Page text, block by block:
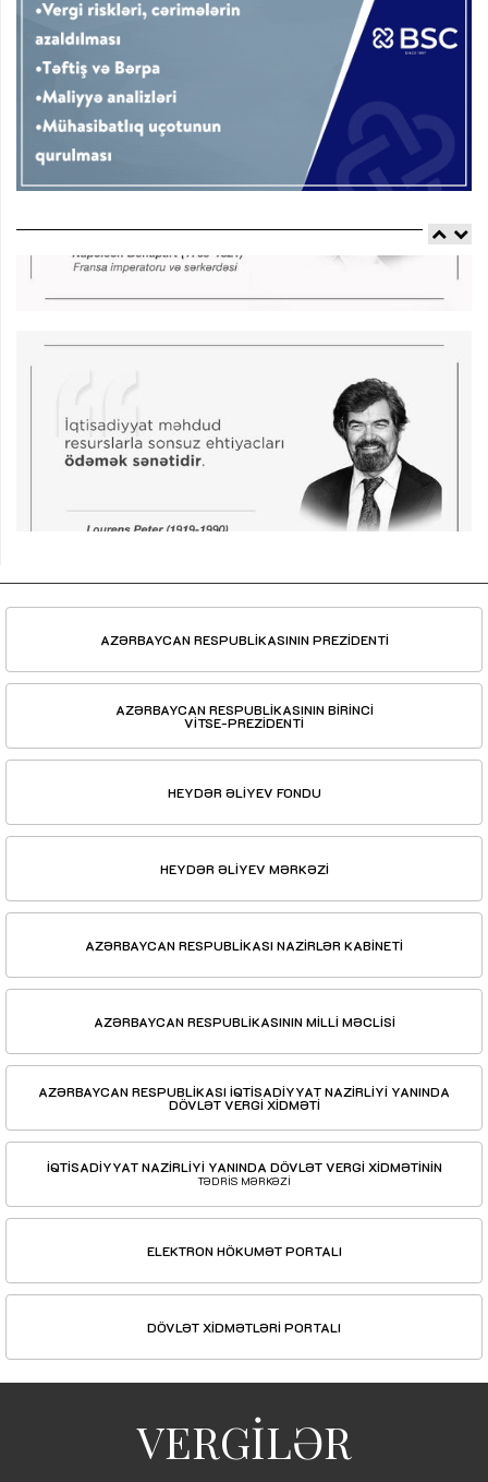
AZƏRBAYCAN RESPUBLİKASININ PREZİDENTİ
AZƏRBAYCAN RESPUBLİKASININ BİRİNCİ
VİTSE-PREZİDENTİ
HEYDƏR ƏLİYEV FONDU
HEYDƏR ƏLİYEV MƏRKƏZİ
AZƏRBAYCAN RESPUBLİKASI NAZİRLƏR KABİNETİ
AZƏRBAYCAN RESPUBLİKASININ MİLLİ MƏCLİSİ
AZƏRBAYCAN RESPUBLİKASI İQTİSADİYYAT NAZİRLİYİ YANINDA
DÖVLƏT VERGİ XİDMƏTİ
İQTİSADİYYAT NAZİRLİYİ YANINDA DÖVLƏT VERGİ XİDMƏTİNİN
TƏDRİS MƏRKƏZİ
ELEKTRON HÖKUMƏT PORTALI
DÖVLƏT XİDMƏTLƏRİ PORTALI
VERGİLƏR